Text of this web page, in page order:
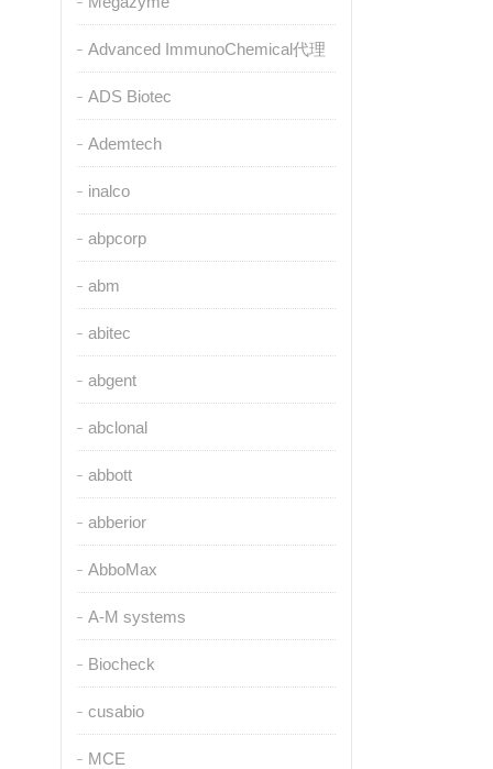
Advanced ImmunoChemical代理
ADS Biotec
Ademtech
inalco
abpcorp
abm
abitec
abgent
abclonal
abbott
abberior
AbboMax
A-M systems
Biocheck
cusabio
MCE